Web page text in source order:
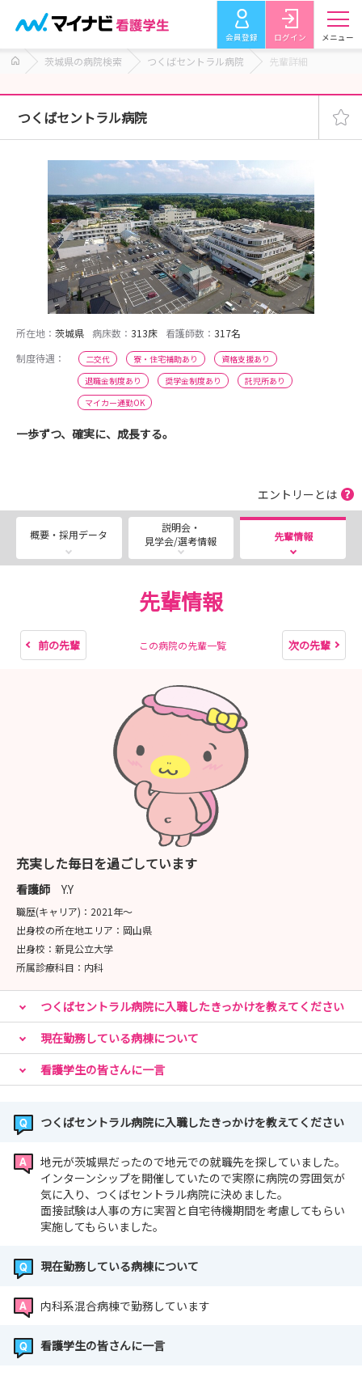
会員登録 ログイン メニュー
茨城県の病院検索 つくばセントラル病院 先輩詳細
つくばセントラル病院
所在地： 茨城県 病床数： 313床 看護師数： 317名
制度待遇：
二交代 寮・住宅補助あり
資格支援あり
退職金制度あり
奨学金制度あり
託児所あり
マイカー通勤OK
一歩ずつ、確実に、成長する。
エントリーとは
概要・採用データ
説明会・
見学会/選考情報
先輩情報
先輩情報
前の先輩 この病院の先輩一覧 次の先輩
充実した毎日を過ごしています
看護師 Y.Y
職歴(キャリア)： 2021年〜
出身校の所在地エリア： 岡山県
出身校： 新見公立大学
所属診療科目： 内科
つくばセントラル病院に入職したきっかけを教えてください
現在勤務している病棟について
看護学生の皆さんに一言
つくばセントラル病院に入職したきっかけを教えてください
地元が茨城県だったので地元での就職先を探していました。
インターンシップを開催していたので実際に病院の雰囲気が
気に入り、つくばセントラル病院に決めました。
面接試験は人事の方に実習と自宅待機期間を考慮してもらい
実施してもらいました。
現在勤務している病棟について
内科系混合病棟で勤務しています
看護学生の皆さんに一言